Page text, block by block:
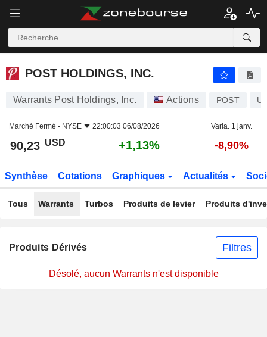
POST HOLDINGS, INC.
POST HOLDINGS, INC.
Warrants Post Holdings, Inc. Actions POST
Marché Fermé - NYSE 22:00:03 06/08/2026 Varia. 1 janv.
90,23 USD +1,13% -8,90%
Synthèse Cotations Graphiques Actualités
Tous Warrants Turbos Produits de levier Produits
Produits Dérivés Filtres
Désolé, aucun Warrants n'est disponible